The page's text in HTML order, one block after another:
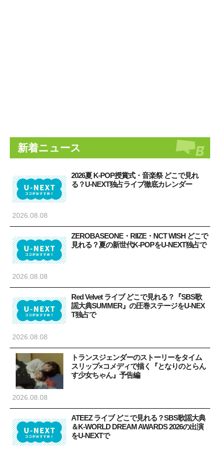
新着ニュース
2026夏 K-POP授賞式・音楽祭 どこで見れ
る？U-NEXT独占ライブ徹底カレンダー
2026.08.08
ZEROBASEONE・RIIZE・NCT WISH どこで
見れる？夏の新世代K-POPをU-NEXT独占で
2026.08.08
Red Velvet ライブ どこで見れる？『SBS歌
謡大典SUMMER』の圧巻ステージをU-NEX
T独占で
2026.08.08
トランスジェンダーのストーリーをタイム
スリップ×コメディで描く『となりのとらん
す少女ちゃん』予告編
2026.08.08
ATEEZ ライブ どこで見れる？SBS歌謡大典
＆K-WORLD DREAM AWARDS 2026の出演
をU-NEXTで